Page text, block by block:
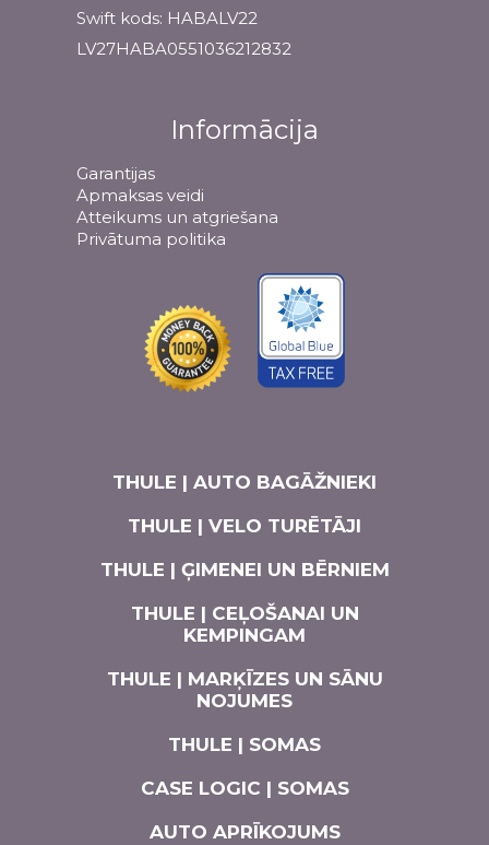
Swift kods: HABALV22
LV27HABA0551036212832
Informācija
Garantijas
Apmaksas veidi
Atteikums un atgriešana
Privātuma politika
THULE | AUTO BAGĀŽNIEKI
THULE | VELO TURĒTĀJI
THULE | ĢIMENEI UN BĒRNIEM
THULE | CEĻOŠANAI UN
KEMPINGAM
THULE | MARĶĪZES UN SĀNU
NOJUMES
THULE | SOMAS
CASE LOGIC | SOMAS
AUTO APRĪKOJUMS